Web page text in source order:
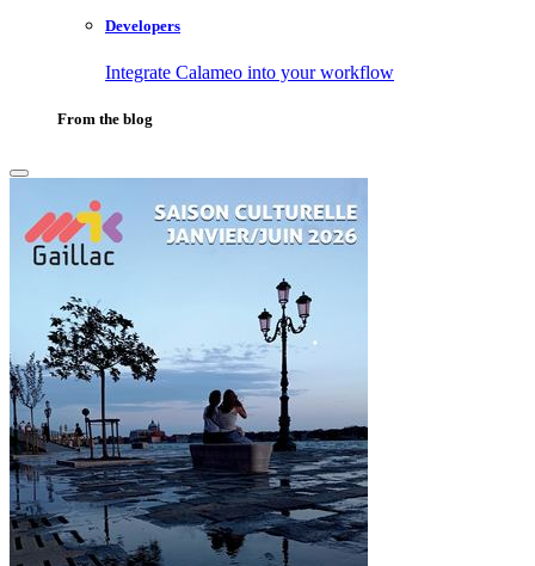
Developers
Integrate Calameo into your workflow
From the blog